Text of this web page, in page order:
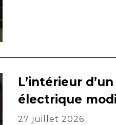
L’intérieur
électrique
27 juillet 2026